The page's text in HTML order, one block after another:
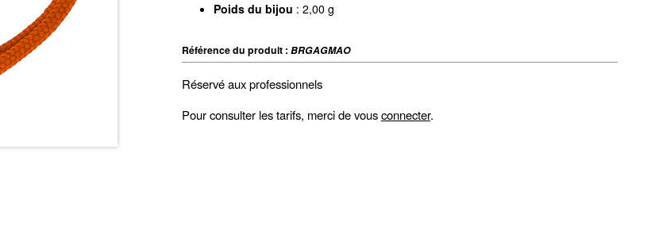
Poids du bijou : 2,00 g
Référence du produit : BRGAGMAO
Réservé aux professionnels
Pour consulter les tarifs, merci de vousconnecter.